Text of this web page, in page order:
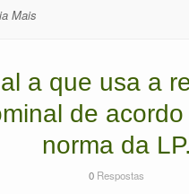
Mais
a que usa a
de
norma da LP.
0 Respostas